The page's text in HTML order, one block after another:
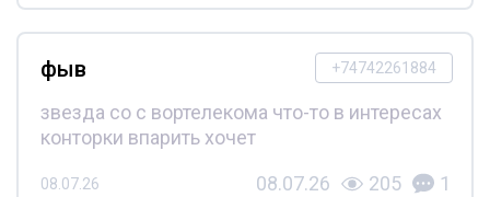
+74742261884
фыв
звезда со с вортелекома что-то в интересах
конторки впарить хочет
08.07.26 08.07.26 205 1